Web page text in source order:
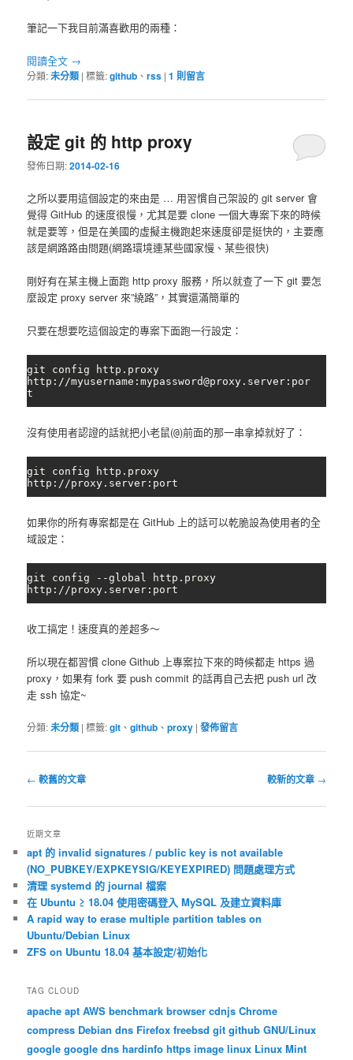
筆記一下我目前滿喜歡用的兩種：
閱讀全文 →
分類:未分類 |標籤:github 、rss |1 則留言
設定 git 的 http proxy
發佈日期:2014-02-16
之所以要用這個設定的來由是 … 用習慣自己架設的 git server 會
覺得 GitHub 的速度很慢，尤其是要 clone 一個大專案下來的時候
就是要等，但是在美國的虛擬主機跑起來速度卻是挺快的，主要應
該是網路路由問題(網路環境連某些國家慢、某些很快)
剛好有在某主機上面跑 http proxy 服務，所以就查了一下 git 要怎
麼設定 proxy server 來”繞路”，其實還滿簡單的
只要在想要吃這個設定的專案下面跑一行設定：
git config http.proxy
http://myusername:mypassword@proxy.server:por
t
沒有使用者認證的話就把小老鼠(@)前面的那一串拿掉就好了：
git config http.proxy
http://proxy.server:port
如果你的所有專案都是在 GitHub 上的話可以乾脆設為使用者的全
域設定：
git config --global http.proxy
http://proxy.server:port
收工搞定！速度真的差超多～
所以現在都習慣 clone Github 上專案拉下來的時候都走 https 過
proxy，如果有 fork 要 push commit 的話再自己去把 push url 改
走 ssh 協定~
分類:未分類 |標籤:git 、github 、proxy |發佈留言
文
導
← 較舊的文章 較新的文章 →
近期文章
apt 的 invalid signatures / public key is not available
(NO_PUBKEY/EXPKEYSIG/KEYEXPIRED) 問題處理方式
清理 systemd 的 journal 檔案
在 Ubuntu ≥ 18.04 使用密碼登入 MySQL 及建立資料庫
A rapid way to erase multiple partition tables on
Ubuntu/Debian Linux
ZFS on Ubuntu 18.04 基本設定/初始化
TAG CLOUD
apache apt AWS benchmark browser cdnjs Chrome
compress Debian dns Firefox freebsd git github GNU/Linux
google google dns hardinfo https image linux Linux Mint